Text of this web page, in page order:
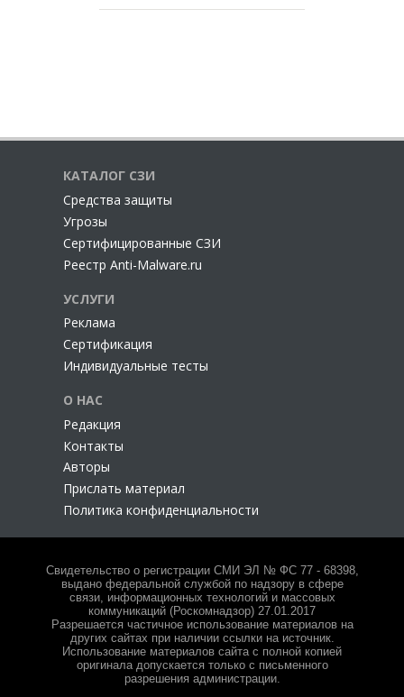
КАТАЛОГ СЗИ
Cредства защиты
Угрозы
Сертифицированные СЗИ
Реестр Anti-Malware.ru
УСЛУГИ
Реклама
Сертификация
Индивидуальные тесты
О НАС
Редакция
Контакты
Авторы
Прислать материал
Политика конфиденциальности
Свидетельство о регистрации СМИ ЭЛ № ФС 77 - 68398,
выдано федеральной службой по надзору в сфере
связи, информационных технологий и массовых
коммуникаций (Роскомнадзор) 27.01.2017
Разрешается частичное использование материалов на
других сайтах при наличии ссылки на источник.
Использование материалов сайта с полной копией
оригинала допускается только с письменного
разрешения администрации.